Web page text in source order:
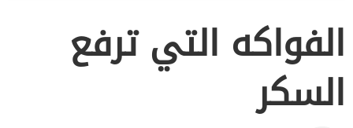
الفواكه التي ترفع
السكر